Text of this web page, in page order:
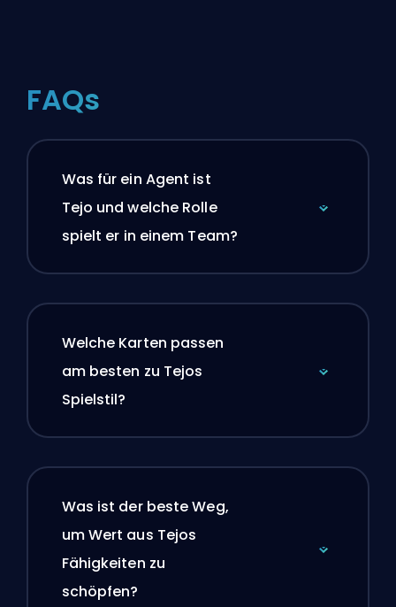
FAQs
Was für ein Agent ist
Tejo und welche Rolle
spielt er in einem Team?
Welche Karten passen
am besten zu Tejos
Spielstil?
Was ist der beste Weg,
um Wert aus Tejos
Fähigkeiten zu
schöpfen?